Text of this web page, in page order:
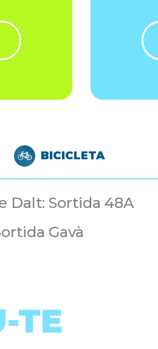
BICICLETA
Dalt: Sortida 48A
Gavà
TE